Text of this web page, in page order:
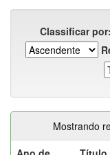
Classificar por:
Mostrando